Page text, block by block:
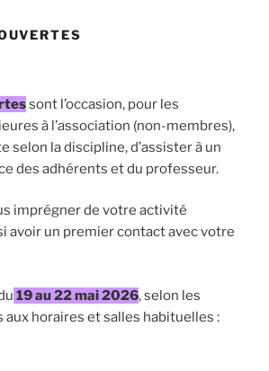
sont l’occasion, pour les
à l’association (non-membres),
selon la discipline, d’assister à un
des adhérents et du professeur.
imprégner de votre activité
avoir un premier contact avec votre
19 au 22 mai 2026, selon les
horaires et salles habituelles :